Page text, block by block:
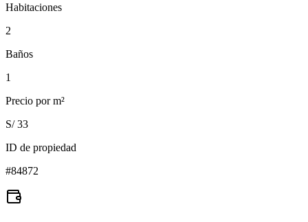
Habitaciones
2
Baños
1
Precio por m²
S/ 33
ID de propiedad
#84872